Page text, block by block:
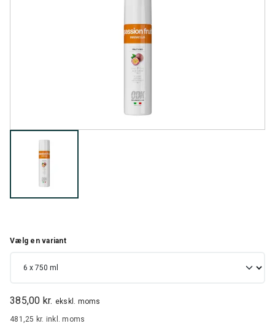
385,00 kr. ekskl. moms
481,25 kr. inkl. moms
Vælg en variant